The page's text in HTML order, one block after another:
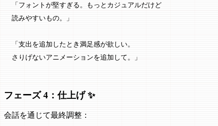
「フォントが堅すぎる。もっとカジュアルだけど
読みやすいもの。」
「支出を追加したとき満足感が欲しい。
さりげないアニメーションを追加して。」
フェーズ 4：仕上げ ✨
会話を通じて最終調整：